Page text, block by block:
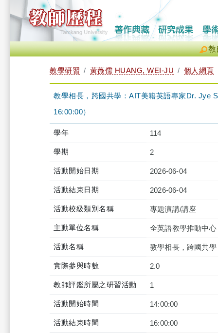
教
教學研習 黃薇儒 HUANG, WEI-JU 個人網頁
教學相長，跨國共學：AIT美籍英語專家Dr. Jye
16:00:00）
學年 114
學期 2
活動開始日期 2026-06-04
活動結束日期 2026-06-04
活動校級類別名稱 專題演講/講座
主動單位名稱 全英語教學推動中心
活動名稱 教學相長，跨國共
實際參與時數 2.0
教師評鑑所屬之研習活動 1
活動開始時間 14:00:00
活動結束時間 16:00:00